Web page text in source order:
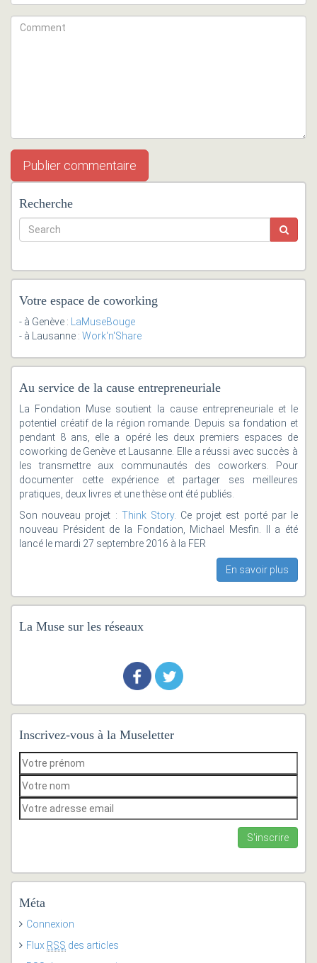
Recherche
Votre espace de coworking
- à Genève : LaMuseBouge
- à Lausanne : Work'n'Share
Au service de la cause entrepreneuriale
La Fondation Muse soutient la cause entrepreneuriale et le
potentiel créatif de la région romande. Depuis sa fondation et
pendant 8 ans, elle a opéré les deux premiers espaces de
coworking de Genève et Lausanne. Elle a réussi avec succès à
les transmettre aux communautés des coworkers. Pour
documenter cette expérience et partager ses meilleures
pratiques, deux livres et une thèse ont été publiés.
Son nouveau projet : Think Story. Ce projet est porté par le
nouveau Président de la Fondation, Michael Mesfin. Il a été
lancé le mardi 27 septembre 2016 à la FER
En savoir plus
La Muse sur les réseaux
Inscrivez-vous à la Museletter
Méta
Connexion
Flux RSS des articles